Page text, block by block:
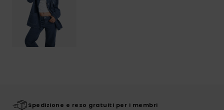
Spedizione e reso gratuiti per i membri